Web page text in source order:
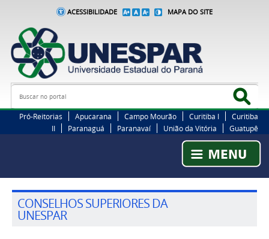
ACESSIBILIDADE MAPA DO SITE
Busca
Pró-Reitorias Apucarana Campo Mourão Curitiba I
Curitiba
II
Paranaguá Paranavaí União da Vitória Guatupê
CONSELHOS SUPERIORES DA
UNESPAR